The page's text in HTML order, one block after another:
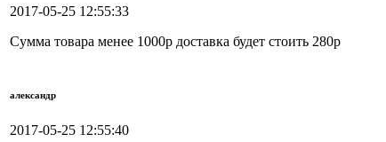
2017-05-25 12:55:33
Сумма товара менее 1000р доставка будет стоить 280р
александр
2017-05-25 12:55:40